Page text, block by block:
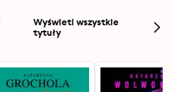
Wyświetl wszystkie
tytuły